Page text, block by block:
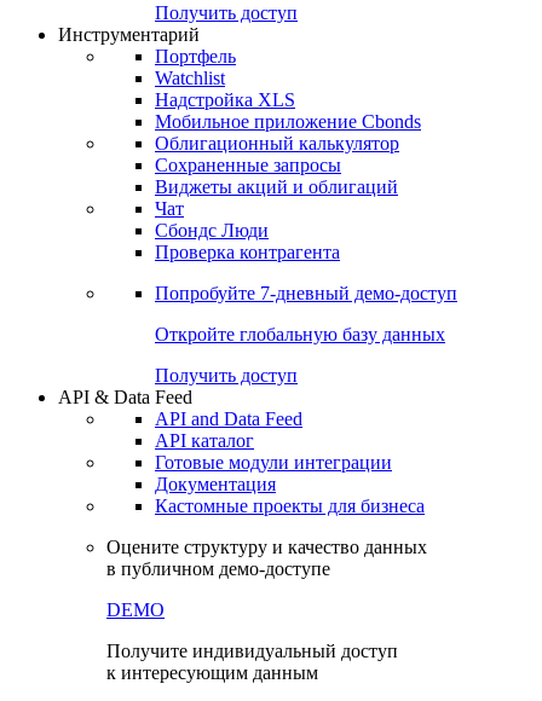
Получить доступ
Инструментарий
Портфель
Watchlist
Надстройка XLS
Мобильное приложение Cbonds
Облигационный калькулятор
Сохраненные запросы
Виджеты акций и облигаций
Чат
Сбондс Люди
Проверка контрагента
Попробуйте 7-дневный демо-доступ
Откройте глобальную базу данных
Получить доступ
API & Data Feed
API and Data Feed
API каталог
Готовые модули интеграции
Документация
Кастомные проекты для бизнеса
Оцените структуру и качество данных
в публичном демо-доступе
DEMO
Получите индивидуальный доступ
к интересующим данным